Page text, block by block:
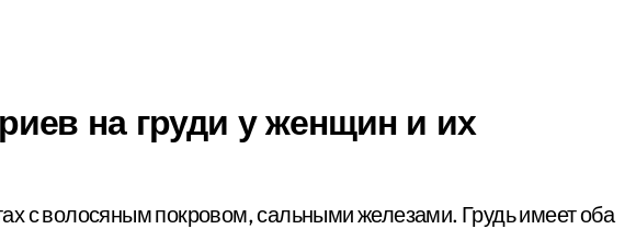
на груди у женщин и их
с волосяным покровом, сальными железами. Грудь имеет оба